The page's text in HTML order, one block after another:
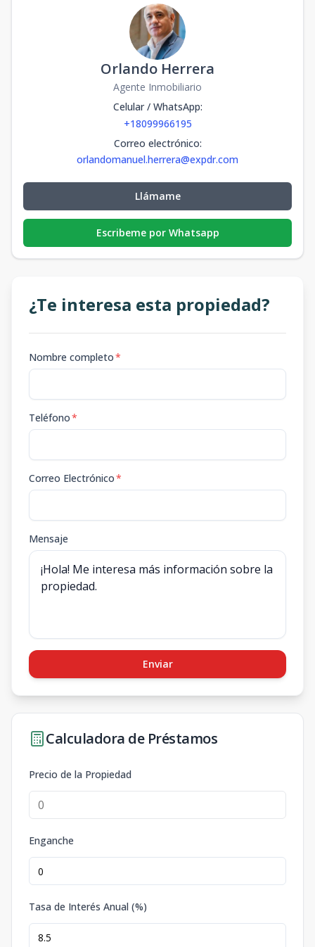
Orlando Herrera
Agente Inmobiliario
Celular / WhatsApp:
+18099966195
Correo electrónico:
orlandomanuel.herrera@expdr.com
Llámame
Escribeme por Whatsapp
¿Te interesa esta propiedad?
Nombre completo*
Teléfono*
Correo Electrónico*
Mensaje
Enviar
Calculadora de Préstamos
Precio de la Propiedad
Enganche
Tasa de Interés Anual (%)